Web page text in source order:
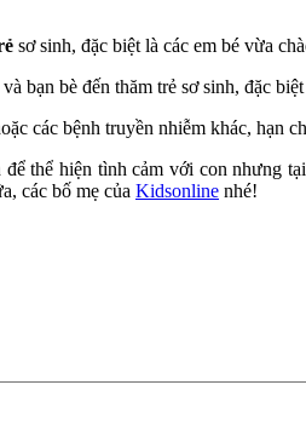
sơ sinh, đặc biệt là các em bé vừa
bạn bè đến thăm trẻ sơ sinh, đặc
các bệnh truyền nhiễm khác, hạn
thể hiện tình cảm với con nhưng
các bố mẹ của Kidsonline nhé!